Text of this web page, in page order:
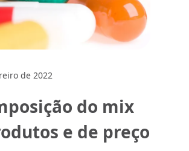
de 2022
do mix
e de preço